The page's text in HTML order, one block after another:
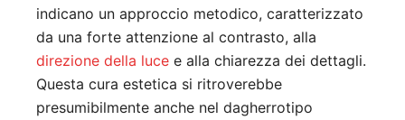
indicano un approccio metodico, caratterizzato
da una forte attenzione al contrasto, alla
direzione della luce e alla chiarezza dei dettagli.
Questa cura estetica si ritroverebbe
presumibilmente anche nel dagherrotipo